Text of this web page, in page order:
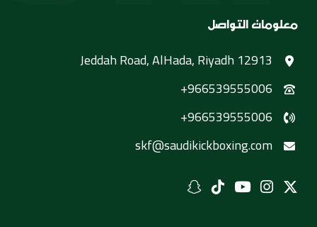
معلومات التواصل
Jeddah Road, AlHada, Riyadh 12913
+966539555006
+966539555006
skf@saudikickboxing.com